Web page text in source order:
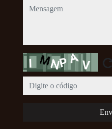
mensagem
Captcha